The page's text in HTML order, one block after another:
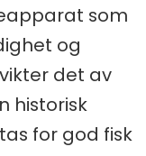
som
og
det av
historisk
for god fisk